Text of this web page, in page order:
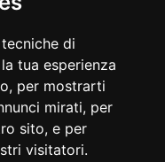
di
tua esperienza
per mostrarti
mirati, per
sito, e per
visitatori.
Mark I, il primo
16 metri e pesa 4
teso tra le cime
che può essere